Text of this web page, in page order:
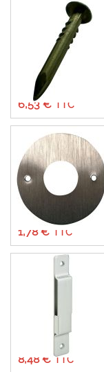
À partir de
6,53 €
5,44 €
À partir de
1,78 €
1,48 €
À partir de
8,48 €